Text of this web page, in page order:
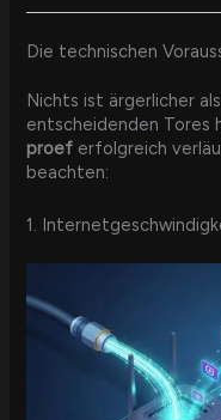
Die technischen
Nichts ist ärgerlicher
entscheidenden Tores
proef erfolgreich
beachten:
1.